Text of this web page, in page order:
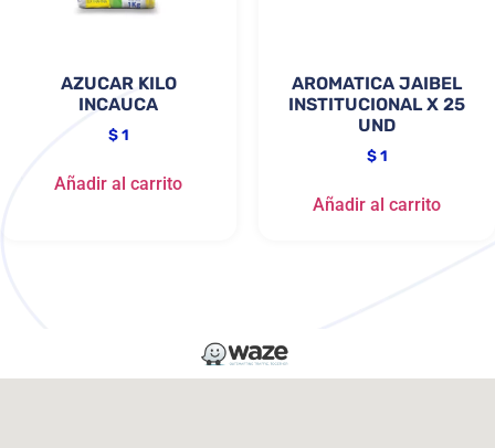
AZUCAR KILO
INCAUCA
$1
Añadir al carrito
AROMATICA JAIBEL
INSTITUCIONAL X 25
UND
$1
Añadir al carrito